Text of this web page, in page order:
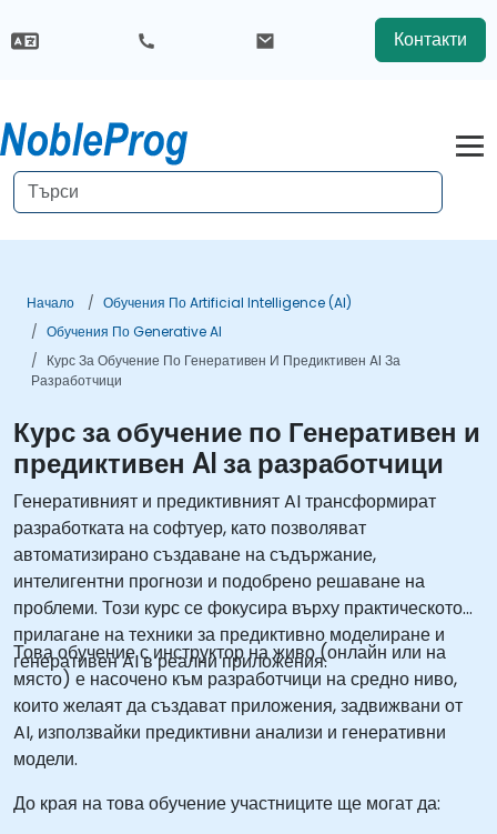
Контакти
Начало
Обучения По Artificial Intelligence (AI)
Обучения По Generative AI
Курс За Обучение По Генеративен И Предиктивен AI За
Разработчици
Курс за обучение по Генеративен и
предиктивен AI за разработчици
Генеративният и предиктивният AI трансформират
разработката на софтуер, като позволяват
автоматизирано създаване на съдържание,
интелигентни прогнози и подобрено решаване на
проблеми. Този курс се фокусира върху практическото
прилагане на техники за предиктивно моделиране и
генеративен AI в реални приложения.
Това обучение с инструктор на живо (онлайн или на
място) е насочено към разработчици на средно ниво,
които желаят да създават приложения, задвижвани от
AI, използвайки предиктивни анализи и генеративни
модели.
До края на това обучение участниците ще могат да: